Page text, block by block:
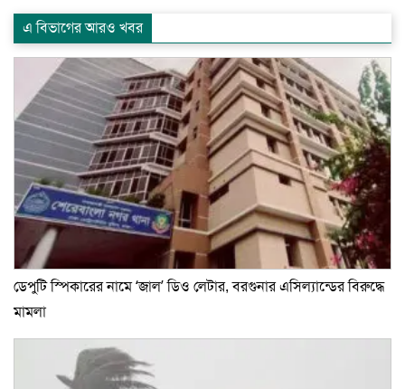
এ বিভাগের আরও খবর
ডেপুটি স্পিকারের নামে ‘জাল’ ডিও লেটার, বরগুনার এসিল্যান্ডের বিরুদ্ধে
মামলা